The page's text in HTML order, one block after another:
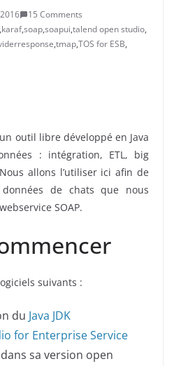
15 Comments
,karaf,soap,soapui,talend open studio,
,tmap,TOS for ESB,
outil libre développé en Java
: intégration, ETL, big
allons l’utiliser ici afin de
de chats que nous
SOAP.
suivants :
du Java JDK
for Enterprise Service
dans sa version open